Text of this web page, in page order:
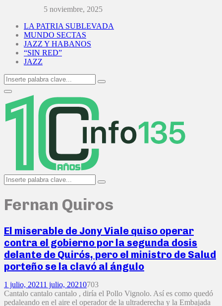
5 noviembre, 2025
LA PATRIA SUBLEVADA
MUNDO SECTAS
JAZZ Y HABANOS
“SIN RED”
JAZZ
Search
for:
Search
Primary
Menu
Search
for:
Search
Fernan Quiros
El miserable de Jony Viale quiso operar
contra el gobierno por la segunda dosis
delante de Quirós, pero el ministro de Salud
porteño se la clavó al ángulo
1 julio, 20211 julio, 20210703
Cantalo cantalo cantalo , diría el Pollo Vignolo. Así es como quedó
pedaleando en el aire el operador de la ultraderecha y la Embajada